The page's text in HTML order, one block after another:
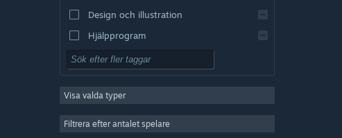
Design och illustration
Hjälpprogram
Gratis att spela
MMO
Indie
Visa valda typer
Filtrera efter antalet spelare